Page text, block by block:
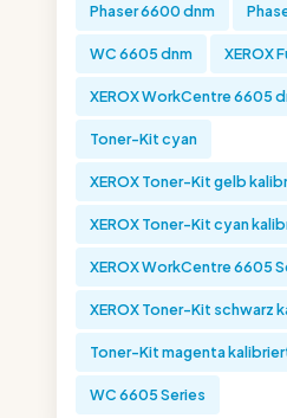
Phaser 6600 dnm
WC 6605 dnm XEROX
XEROX WorkCentre 6605
Toner-Kit cyan
XEROX Toner-Kit gelb
XEROX Toner-Kit cyan
XEROX WorkCentre 6605
XEROX Toner-Kit schwarz
Toner-Kit magenta
WC 6605 Series